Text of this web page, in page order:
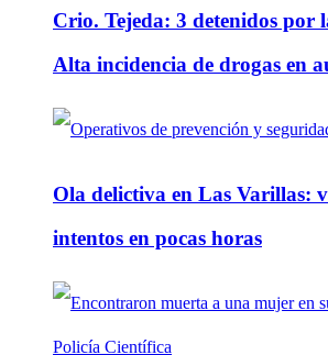
Crio. Tejeda: 3 detenidos por
Alta incidencia de drogas en
Ola delictiva en Las Varillas:
intentos en pocas horas